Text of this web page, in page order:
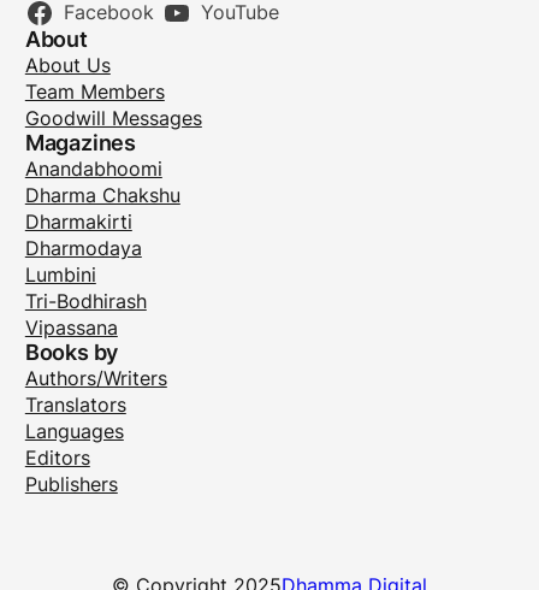
Facebook YouTube
About
About Us
Team Members
Goodwill Messages
Magazines
Anandabhoomi
Dharma Chakshu
Dharmakirti
Dharmodaya
Lumbini
Tri-Bodhirash
Vipassana
Books by
Authors/Writers
Translators
Languages
Editors
Publishers
© Copyright 2025Dhamma Digital